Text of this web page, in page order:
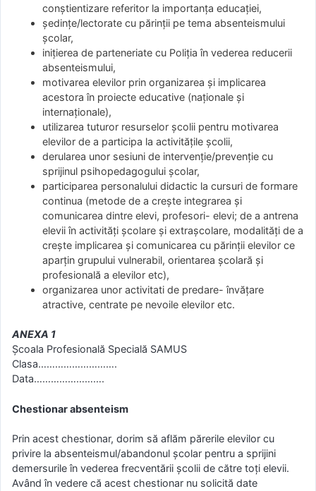
conștientizare referitor la importanța educației,
şedinţe/lectorate cu părinţii pe tema absenteismului
şcolar,
iniţierea de parteneriate cu Poliţia în vederea reducerii
absenteismului,
motivarea elevilor prin organizarea și implicarea
acestora în proiecte educative (naționale și
internaționale),
utilizarea tuturor resurselor școlii pentru motivarea
elevilor de a participa la activitățile școlii,
derularea unor sesiuni de intervenție/prevenție cu
sprijinul psihopedagogului școlar,
participarea personalului didactic la cursuri de formare
continua (metode de a crește integrarea și
comunicarea dintre elevi, profesori- elevi; de a antrena
elevii în activități școlare și extrașcolare, modalități de a
crește implicarea și comunicarea cu părinții elevilor ce
aparțin grupului vulnerabil, orientarea școlară și
profesională a elevilor etc),
organizarea unor activitati de predare- învățare
atractive, centrate pe nevoile elevilor etc.
ANEXA 1
Şcoala Profesională Specială SAMUS
Clasa……………………….
Data…………………….
Chestionar absenteism
Prin acest chestionar, dorim să aflăm părerile elevilor cu
privire la absenteismul/abandonul şcolar pentru a sprijini
demersurile în vederea frecventării şcolii de către toţi elevii.
Având în vedere că acest chestionar nu solicită date